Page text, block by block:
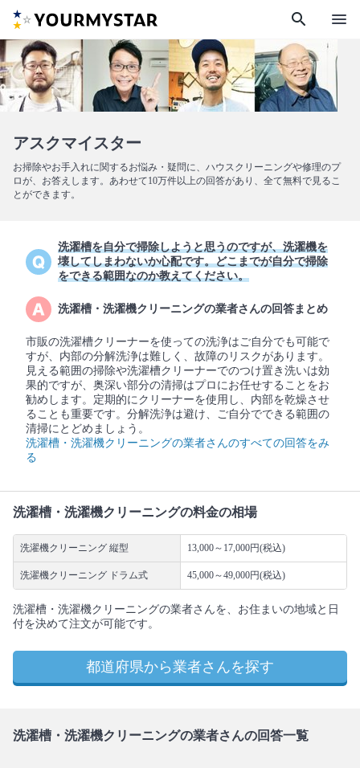
search menu
アスクマイスター
お掃除やお手入れに関するお悩み・疑問に、ハウスクリーニングや修理のプ
ロが、お答えします。あわせて10万件以上の回答があり、全て無料で見るこ
とができます。
洗濯槽を自分で掃除しようと思うのですが、洗濯機を
壊してしまわないか心配です。どこまでが自分で掃除
をできる範囲なのか教えてください。
洗濯槽・洗濯機クリーニングの業者さんの回答まとめ
市販の洗濯槽クリーナーを使っての洗浄はご自分でも可能で
すが、内部の分解洗浄は難しく、故障のリスクがあります。
見える範囲の掃除や洗濯槽クリーナーでのつけ置き洗いは効
果的ですが、奥深い部分の清掃はプロにお任せすることをお
勧めします。定期的にクリーナーを使用し、内部を乾燥させ
ることも重要です。分解洗浄は避け、ご自分でできる範囲の
清掃にとどめましょう。
洗濯槽・洗濯機クリーニングの業者さんのすべての回答をみ
る
洗濯槽・洗濯機クリーニングの料金の相場
洗濯機クリーニング 縦型 13,000～17,000円(税込)
洗濯機クリーニング ドラム式 45,000～49,000円(税込)
洗濯槽・洗濯機クリーニングの業者さんを、お住まいの地域と日
付を決めて注文が可能です。
都道府県から業者さんを探す
洗濯槽・洗濯機クリーニングの業者さんの回答一覧